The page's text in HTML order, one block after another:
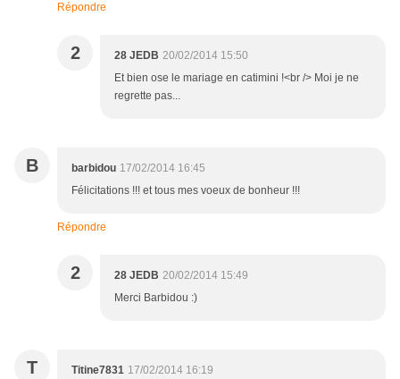
Répondre
2 28 JEDB 20/02/2014 15:50
Et bien ose le mariage en catimini !<br /> Moi je ne
regrette pas...
B barbidou 17/02/2014 16:45
Félicitations !!! et tous mes voeux de bonheur !!!
Répondre
2 28 JEDB 20/02/2014 15:49
Merci Barbidou :)
T Titine7831 17/02/2014 16:19